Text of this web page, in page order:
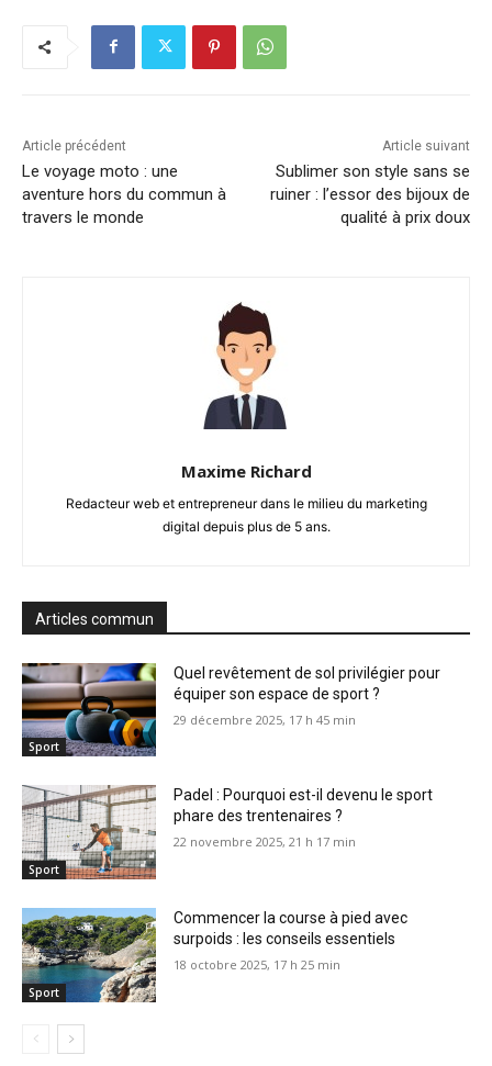
Article précédent
Le voyage moto : une
aventure hors du commun à
travers le monde
Article suivant
Sublimer son style sans se
ruiner : l’essor des bijoux de
qualité à prix doux
Maxime Richard
Redacteur web et entrepreneur dans le milieu du marketing
digital depuis plus de 5 ans.
Articles commun
Sport
Quel revêtement de sol privilégier pour
équiper son espace de sport ?
29 décembre 2025, 17 h 45 min
Sport
Padel : Pourquoi est-il devenu le sport
phare des trentenaires ?
22 novembre 2025, 21 h 17 min
Sport
Commencer la course à pied avec
surpoids : les conseils essentiels
18 octobre 2025, 17 h 25 min